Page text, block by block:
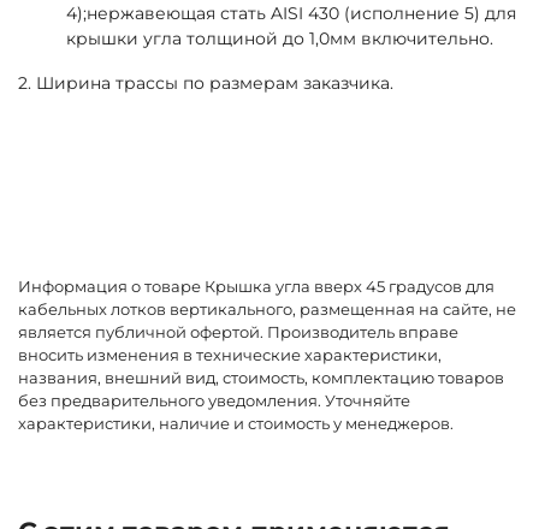
4);нержавеющая стать AISI 430 (исполнение 5) для
крышки угла толщиной до 1,0мм включительно.
2. Ширина трассы по размерам заказчика.
Информация о товаре Крышка угла вверх 45 градусов для
кабельных лотков вертикального, размещенная на сайте, не
является публичной офертой. Производитель вправе
вносить изменения в технические характеристики,
названия, внешний вид, стоимость, комплектацию товаров
без предварительного уведомления. Уточняйте
характеристики, наличие и стоимость у менеджеров.